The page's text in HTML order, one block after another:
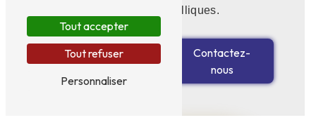
d'escaliers métalliques.
En savoir
Contactez-
nous
Tout accepter
Tout refuser
Personnaliser